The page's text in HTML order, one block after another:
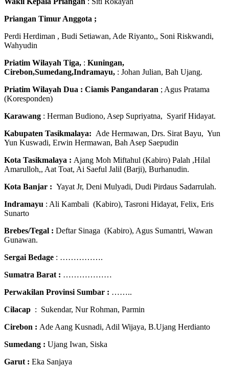
Priangan Timur Anggota ;
Perdi Herdiman , Budi Setiawan, Ade Riyanto,, Soni Riskwandi,
Wahyudin
Priatim Wilayah Tiga, : Kuningan,
Cirebon,Sumedang,Indramayu, : Johan Julian, Bah Ujang.
Priatim Wilayah Dua : Ciamis Pangandaran ; Agus Pratama
(Koresponden)
Karawang : Herman Budiono, Asep Supriyatna, Syarif Hidayat.
Kabupaten Tasikmalaya: Ade Hermawan, Drs. Sirat Bayu, Yun
Yun Kuswadi, Erwin Hermawan, Bah Asep Saepudin
Kota Tasikmalaya : Ajang Moh Miftahul (Kabiro) Palah ,Hilal
Amarulloh,, Aat Toat, Ai Saeful Jalil (Barji), Burhanudin.
Kota Banjar : Yayat Jr, Deni Mulyadi, Dudi Pirdaus Sadarrulah.
Indramayu : Ali Kambali (Kabiro), Tasroni Hidayat, Felix, Eris
Sunarto
Brebes/Tegal : Deftar Sinaga (Kabiro), Agus Sumantri, Wawan
Gunawan.
Sergai Bedage : …………….
Sumatra Barat : ………………
Perwakilan Provinsi Sumbar : ……..
Cilacap : Sukendar, Nur Rohman, Parmin
Cirebon : Ade Aang Kusnadi, Adil Wijaya, B.Ujang Herdianto
Sumedang : Ujang Iwan, Siska
Garut : Eka Sanjaya